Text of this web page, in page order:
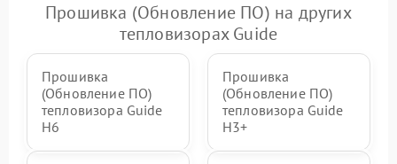
Прошивка (Обновление ПО) на других
тепловизорах Guide
Прошивка
(Обновление ПО)
тепловизора Guide
H6
Прошивка
(Обновление ПО)
тепловизора Guide
H3+